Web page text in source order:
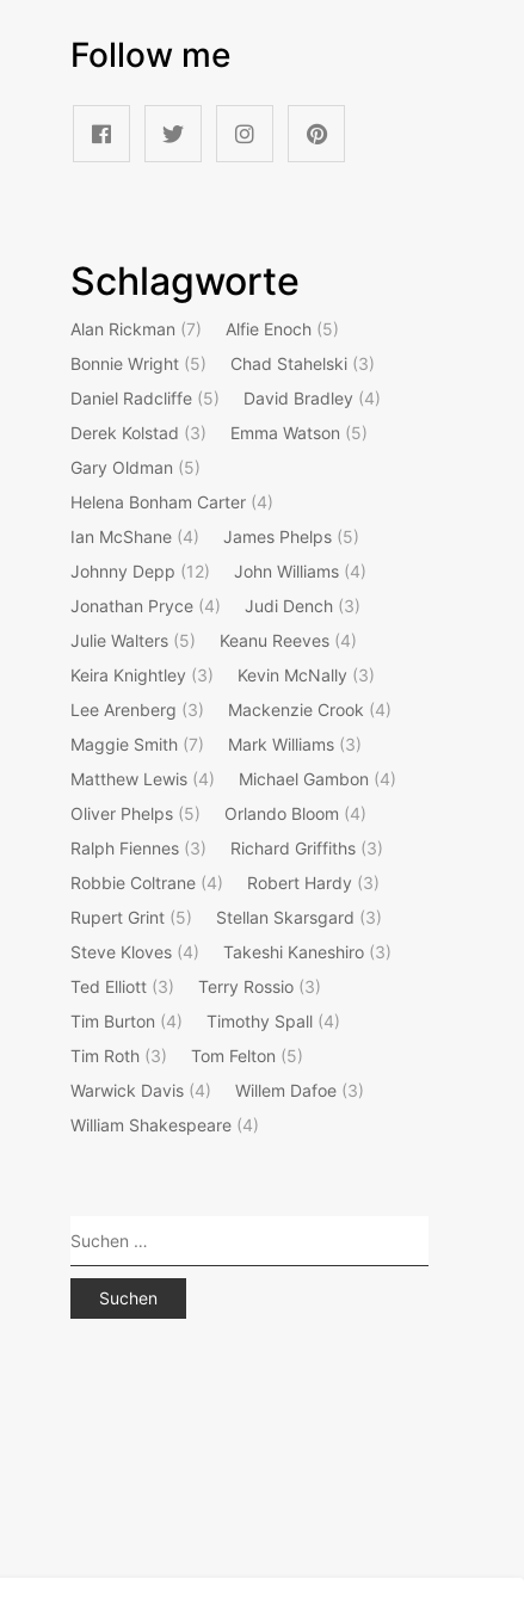
Follow me
Schlagworte
Alan Rickman (7) Alfie Enoch (5)
Bonnie Wright (5) Chad Stahelski (3)
Daniel Radcliffe (5) David Bradley (4)
Derek Kolstad (3) Emma Watson (5)
Gary Oldman (5)
Helena Bonham Carter (4)
Ian McShane (4) James Phelps (5)
Johnny Depp (12) John Williams (4)
Jonathan Pryce (4) Judi Dench (3)
Julie Walters (5) Keanu Reeves (4)
Keira Knightley (3) Kevin McNally (3)
Lee Arenberg (3) Mackenzie Crook (4)
Maggie Smith (7) Mark Williams (3)
Matthew Lewis (4) Michael Gambon (4)
Oliver Phelps (5) Orlando Bloom (4)
Ralph Fiennes (3) Richard Griffiths (3)
Robbie Coltrane (4) Robert Hardy (3)
Rupert Grint (5) Stellan Skarsgard (3)
Steve Kloves (4) Takeshi Kaneshiro (3)
Ted Elliott (3) Terry Rossio (3)
Tim Burton (4) Timothy Spall (4)
Tim Roth (3) Tom Felton (5)
Warwick Davis (4) Willem Dafoe (3)
William Shakespeare (4)
Suchen